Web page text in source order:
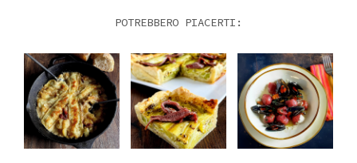
POTREBBERO PIACERTI: